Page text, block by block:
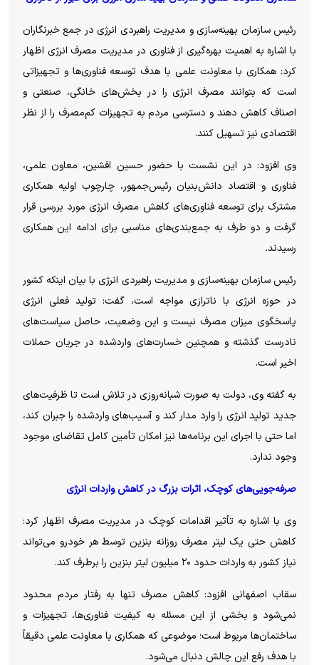
رئیس سازمان بهینه‌سازی و مدیریت راهبردی انرژی در جمع خبرنگاران
با اشاره به اهمیت بهره‌گیری از فناوری در مدیریت مصرف انرژی اظهار
کرد: همکاری با معاونت علمی با هدف توسعه فناوری‌ها و تجهیزاتی
است که بتوانند مصرف انرژی را در بخش‌های خانگی، صنعتی و
اصناف کاهش دهند و دسترسی مردم به تجهیزات کم‌مصرف را از نظر
اقتصادی نیز تسهیل کنند.
وی افزود: در این نشست با حضور حسین افشین، معاون علمی،
فناوری و اقتصاد دانش‌بنیان رئیس‌جمهور، چارچوب اولیه همکاری
مشترک برای توسعه فناوری‌های کاهش مصرف انرژی مورد بررسی قرار
گرفت و دو طرف به جمع‌بندی‌های مناسبی برای ادامه این همکاری
رسیدند.
رئیس سازمان بهینه‌سازی و مدیریت راهبردی انرژی با بیان اینکه کشور
در حوزه انرژی با ناترازی مواجه است، گفت: تولید فعلی انرژی
پاسخگوی میزان مصرف نیست و این وضعیت، حاصل سیاست‌های
نادرست گذشته و همچنین خسارت‌های واردشده در جریان حملات
اخیر است.
به گفته وی، دولت به صورت شبانه‌روزی در تلاش است تا ظرفیت‌های
جدید تولید انرژی را وارد مدار کند و آسیب‌های واردشده را جبران کند،
اما حتی با اجرای این برنامه‌ها نیز امکان تأمین کامل تقاضای موجود
وجود ندارد.
صرفه‌جویی‌های کوچک، اثرات بزرگ در کاهش واردات انرژی
وی با اشاره به تأثیر اقدامات کوچک در مدیریت مصرف اظهار کرد:
کاهش حتی یک لیتر مصرف روزانه بنزین توسط هر خودرو می‌تواند
نیاز کشور به واردات حدود ۲۰ میلیون لیتر بنزین را برطرف کند.
سقاب اصفهانی افزود: کاهش مصرف تنها به رفتار مردم محدود
نمی‌شود و بخشی از این مسئله به کیفیت فناوری‌ها، تجهیزات و
ساختمان‌ها مربوط است؛ موضوعی که همکاری با معاونت علمی دقیقاً
با هدف رفع این چالش دنبال می‌شود.